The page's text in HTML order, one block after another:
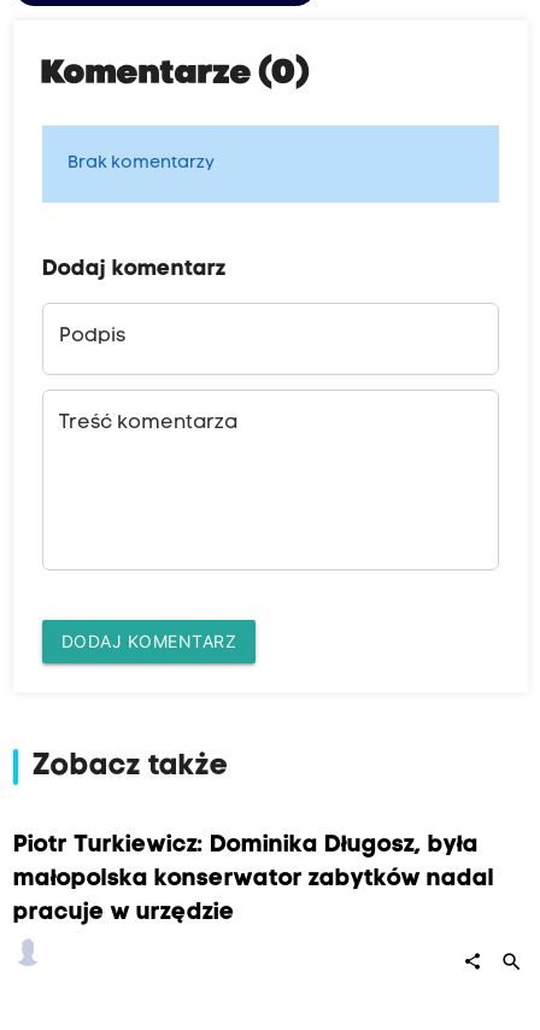
Komentarze (0)
Brak komentarzy
Dodaj komentarz
Podpis
Treść komentarza
DODAJ KOMENTARZ
Zobacz także
Piotr Turkiewicz: Dominika Długosz, była
małopolska konserwator zabytków nadal
pracuje w urzędzie
share search